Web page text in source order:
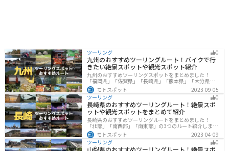
ツーリング 0
九州のおすすめツーリングルート！バイクで行
きたい絶景スポットや観光スポット紹介
九州のおすすめツーリングスポットをまとめました！
「福岡県」「佐賀県」「長崎県」「熊本県」「大分県」
「宮崎都」「鹿児島県」の各県の観光地紹介します。自
然豊かな山々や湖、温泉地が点在し、四季折々の景色を
楽しめるスポットが多数あります。バイクで九州にツー
リングに行く際は参考にしてください。
モトスポット
2023-09-05
ツーリング
0
長崎県のおすすめツーリングルート！絶景スポ
ットや観光スポットをまとめて紹介
長崎県のおすすめツーリングルートをまとめました！
「北部」「南西部」「南東部」の3つのルート紹介しま
す。国際色豊かな街並みや世界遺産、絶景ポイントが数
多く存在し、様々な楽しみ方ができます。バイクで長崎
県にツーリングに行く際は参考にしてください。
モトスポット
2023-04-09
ツーリング
0